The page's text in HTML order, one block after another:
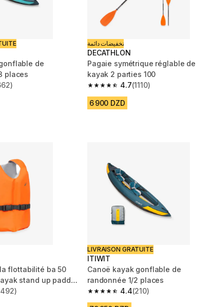
de
places
from 662 reviews
تخفيضات دائمة
DECATHLON
Pagaie symétrique réglable de
kayak 2 parties 100
4.7
4.7 out of 5 stars from 1110 reviews
(1110)
6 900 DZD
flottabilité ba 50
stand up paddle
from 1492 reviews
LIVRAISON GRATUITE
ITIWIT
Canoë kayak gonflable de
randonnée 1/2 places
4.4
4.4 out of 5 stars from 210 reviews
(210)